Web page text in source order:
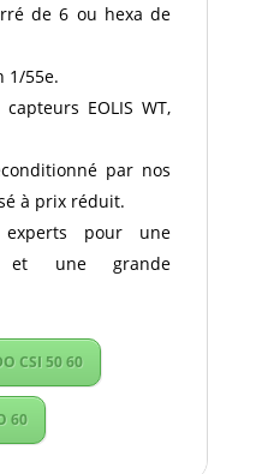
de 6 ou hexa de
1/55e.
EOLIS WT,
par nos
à prix réduit.
pour une
et une grande
CSI 50 60
60